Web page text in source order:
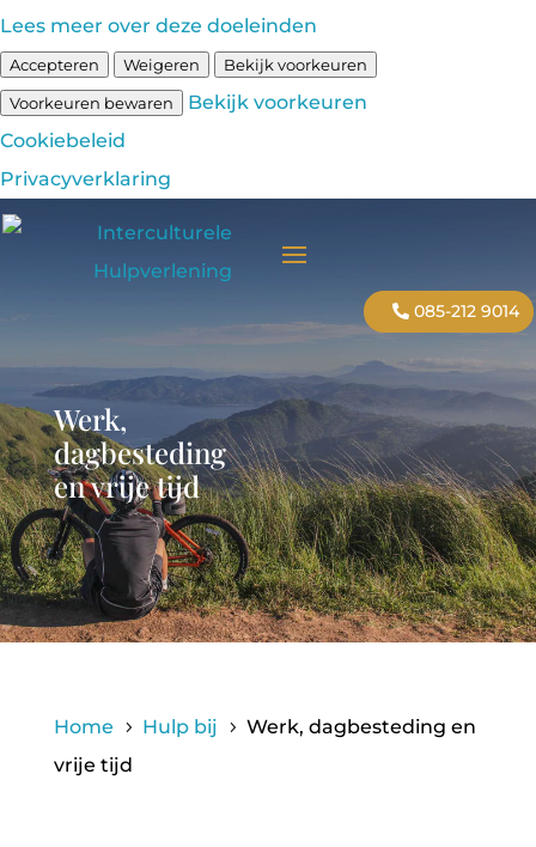
Lees meer over deze doeleinden
Accepteren Weigeren
Bekijk voorkeuren
Voorkeuren bewaren
Bekijk voorkeuren
Cookiebeleid
Privacyverklaring
085-212 9014
Werk,
dagbesteding
en vrije tijd
Home 5 Hulp bij 5 Werk, dagbesteding en
vrije tijd